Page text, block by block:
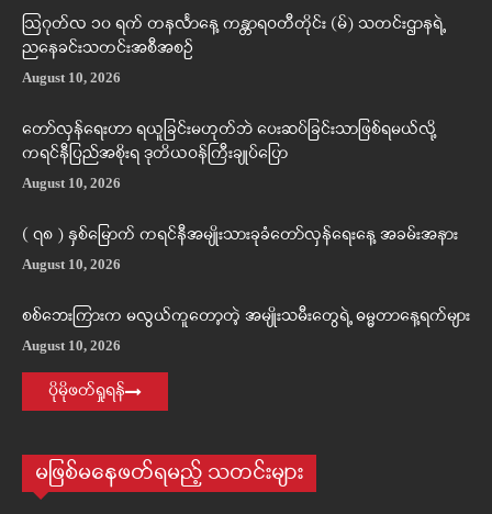
ဩဂုတ်လ ၁၀ ရက် တနင်္လာနေ့ ကန္တာရဝတီတိုင်း (မ်) သတင်းဌာနရဲ့
ညနေခင်းသတင်းအစီအစဉ်
August 10, 2026
တော်လှန်ရေးဟာ ရယူခြင်းမဟုတ်ဘဲ ပေးဆပ်ခြင်းသာဖြစ်ရမယ်လို့
ကရင်နီပြည်အစိုးရ ဒုတိယဝန်ကြီးချုပ်ပြော
August 10, 2026
( ၇၈ ) နှစ်မြောက် ကရင်နီအမျိုးသားခုခံတော်လှန်ရေးနေ့ အခမ်းအနား
August 10, 2026
စစ်ဘေးကြားက မလွယ်ကူတော့တဲ့ အမျိုးသမီးတွေရဲ့ ဓမ္မတာနေ့ရက်များ
August 10, 2026
ပိုမိုဖတ်ရှုရန်
မဖြစ်မနေဖတ်ရမည့် သတင်းများ